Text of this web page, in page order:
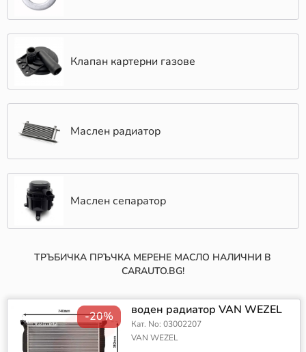
Клапан картерни газове
Маслен радиатор
Маслен сепаратор
ТРЪБИЧКА ПРЪЧКА МЕРЕНЕ МАСЛО НАЛИЧНИ В
CARAUTO.BG!
-20% воден радиатор VAN WEZEL
Кат. No: 03002207
VAN WEZEL